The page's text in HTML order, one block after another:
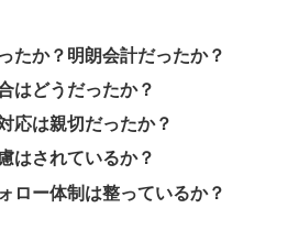
たか？明朗会計だったか？
はどうだったか？
応は親切だったか？
はされているか？
ロー体制は整っているか？